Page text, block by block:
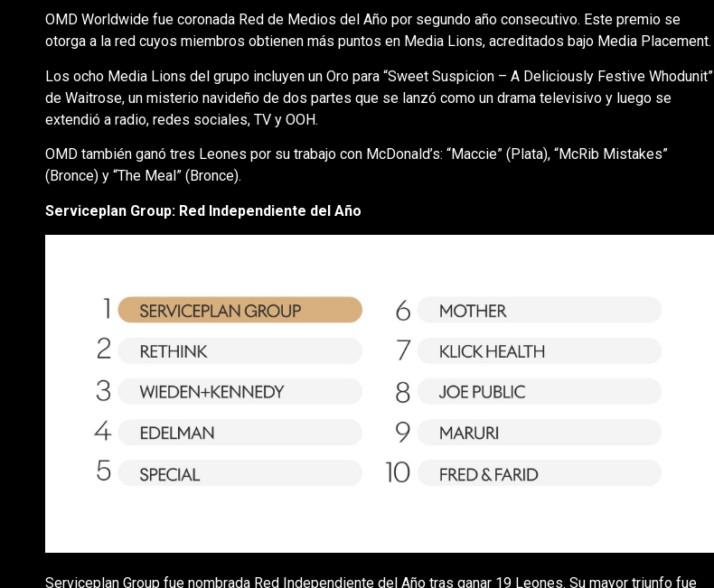
OMD Worldwide fue coronada Red de Medios del Año por segundo año consecutivo. Este premio se
otorga a la red cuyos miembros obtienen más puntos en Media Lions, acreditados bajo Media Placement.
Los ocho Media Lions del grupo incluyen un Oro para “Sweet Suspicion – A Deliciously Festive Whodunit”
de Waitrose, un misterio navideño de dos partes que se lanzó como un drama televisivo y luego se
extendió a radio, redes sociales, TV y OOH.
OMD también ganó tres Leones por su trabajo con McDonald’s: “Maccie” (Plata), “McRib Mistakes”
(Bronce) y “The Meal” (Bronce).
Serviceplan Group: Red Independiente del Año
Serviceplan Group fue nombrada Red Independiente del Año tras ganar 19 Leones. Su mayor triunfo fue